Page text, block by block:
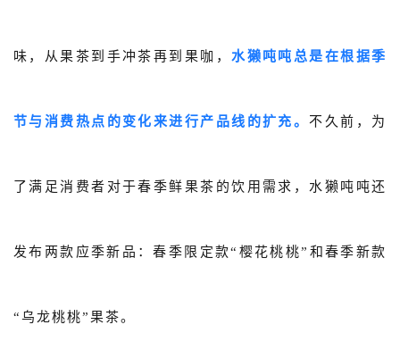
味，从果茶到手冲茶再到果咖， 水獭吨吨总是在根据季
节与消费热点的变化来进行产品线的扩充。不久前，为
了满足消费者对于春季鲜果茶的饮用需求，水獭吨吨还
发布两款应季新品：春季限定款“樱花桃桃”和春季新款
“乌龙桃桃”果茶。